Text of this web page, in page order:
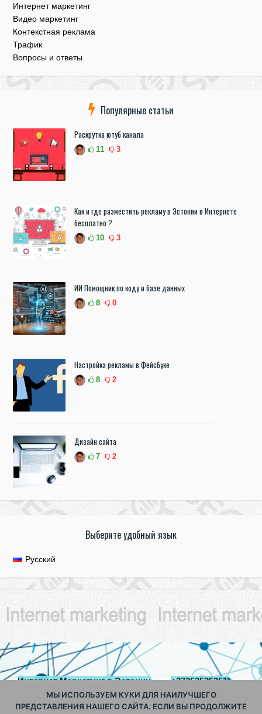
Интернет маркетинг
Видео маркетинг
Контекстная реклама
Трафик
Вопросы и ответы
Популярные статьи
Раскрутка ютуб канала
11 3
Как и где разместить рекламу в Эстонии в Интернете
бесплатно ?
10 3
ИИ Помощник по коду и базе данных
8 0
Настройка рекламы в Фейсбуке
8 2
Дизайн сайта
7 2
Выберите удобный язык
Русский
Интернет Маркетинг в Эстонии
+37253535351
parimkodukv@gmail.com
МЫ ИСПОЛЬЗУЕМ КУКИ ДЛЯ НАИЛУЧШЕГО
ПРЕДСТАВЛЕНИЯ НАШЕГО САЙТА. ЕСЛИ ВЫ ПРОДОЛЖИТЕ